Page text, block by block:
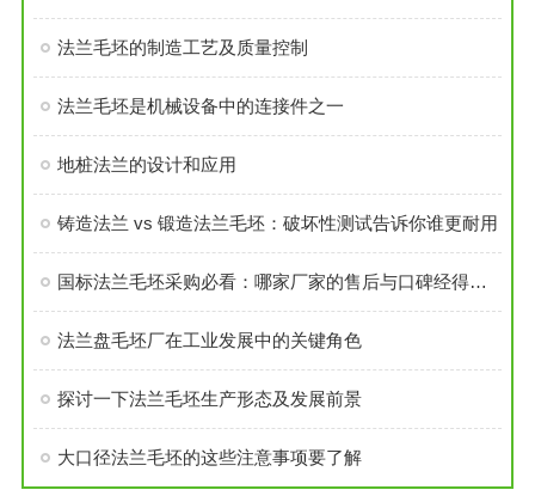
法兰毛坯的制造工艺及质量控制
法兰毛坯是机械设备中的连接件之一
地桩法兰的设计和应用
铸造法兰 vs 锻造法兰毛坯：破坏性测试告诉你谁更耐用
国标法兰毛坯采购必看：哪家厂家的售后与口碑经得起考验？
法兰盘毛坯厂在工业发展中的关键角色
探讨一下法兰毛坯生产形态及发展前景
大口径法兰毛坯的这些注意事项要了解